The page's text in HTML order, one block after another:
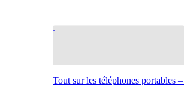
Tout sur les téléphones portables